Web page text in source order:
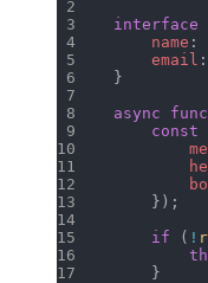
interface
    name
:
    email
:
}
async
    const
    });
    if
( !
    }